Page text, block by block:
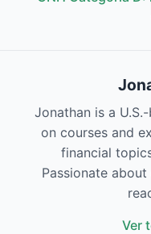
Jonathan is a
on courses and
financial
Passionate
Ver